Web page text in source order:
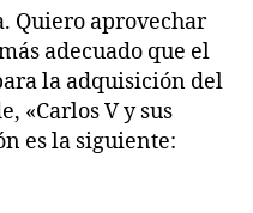
Quiero aprovechar
adecuado que el
la adquisición del
«Carlos V y sus
es la siguiente: